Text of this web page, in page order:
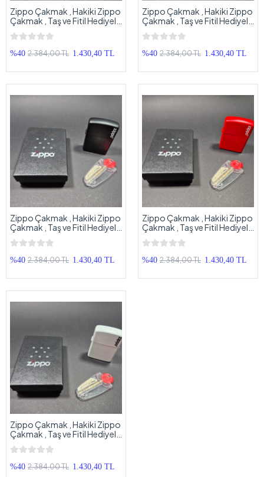
Zippo Çakmak , Hakiki Zippo
Çakmak , Taş ve Fitil Hediyeli
Orjinal Kutusunda Zippo
Çakmak
%40 2.384,00 TL 1.430,40 TL
Zippo Çakmak , Hakiki Zippo
Çakmak , Taş ve Fitil Hediyeli
Orjinal Kutusunda Zippo
Çakmak
%40 2.384,00 TL 1.430,40 TL
Zippo Çakmak , Hakiki Zippo
Çakmak , Taş ve Fitil Hediyeli
Orjinal Kutusunda Zippo
Çakmak
%40 2.384,00 TL 1.430,40 TL
Zippo Çakmak , Hakiki Zippo
Çakmak , Taş ve Fitil Hediyeli
Orjinal Kutusunda Zippo
Çakmak
%40 2.384,00 TL 1.430,40 TL
Zippo Çakmak , Hakiki Zippo
Çakmak , Taş ve Fitil Hediyeli
Orjinal Kutusunda Zippo
Çakmak
%40 2.384,00 TL 1.430,40 TL